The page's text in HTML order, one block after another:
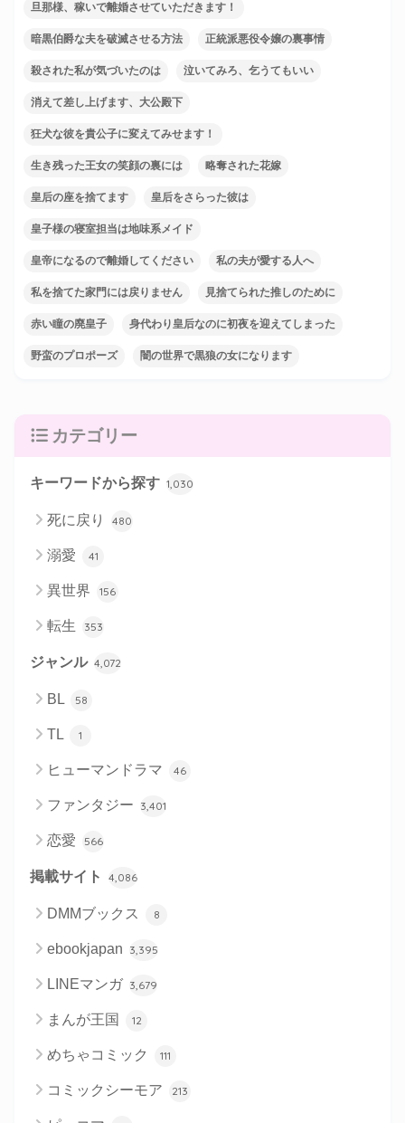
旦那様、稼いで離婚させていただきます！
暗黒伯爵な夫を破滅させる方法 正統派悪役令嬢の裏事情
殺された私が気づいたのは 泣いてみろ、乞うてもいい
消えて差し上げます、大公殿下
狂犬な彼を貴公子に変えてみせます！
生き残った王女の笑顔の裏には 略奪された花嫁
皇后の座を捨てます 皇后をさらった彼は
皇子様の寝室担当は地味系メイド
皇帝になるので離婚してください 私の夫が愛する人へ
私を捨てた家門には戻りません 見捨てられた推しのために
赤い瞳の廃皇子 身代わり皇后なのに初夜を迎えてしまった
野蛮のプロポーズ 闇の世界で黒狼の女になります
カテゴリー
キーワードから探す 1,030
死に戻り 480
溺愛 41
異世界 156
転生 353
ジャンル 4,072
BL 58
TL 1
ヒューマンドラマ 46
ファンタジー 3,401
恋愛 566
掲載サイト 4,086
DMMブックス 8
ebookjapan 3,395
LINEマンガ 3,679
まんが王国 12
めちゃコミック 111
コミックシーモア 213